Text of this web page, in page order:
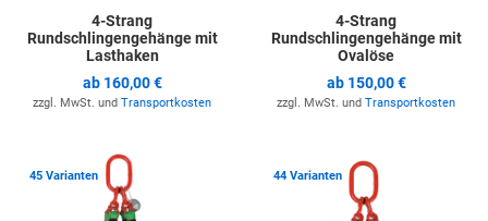
4-Strang
Rundschlingengehänge mit
Lasthaken
ab 160,00 €
zzgl. MwSt. und Transportkosten
4-Strang
Rundschlingengehänge mit
Ovalöse
ab 150,00 €
zzgl. MwSt. und Transportkosten
45 Varianten Zur Merkliste hinzufügen
44 Varianten